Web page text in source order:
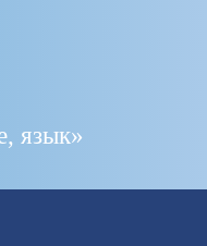
язык»